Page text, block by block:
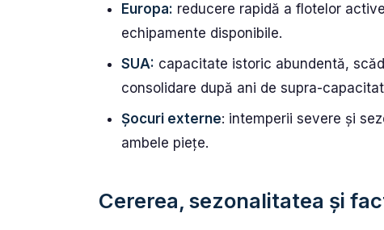
Europa: reducere rapidă a flotelor
echipamente disponibile.
SUA: capacitate istoric abundentă,
consolidare după ani de supra-
Șocuri externe: intemperii severe și
ambele piețe.
Cererea, sezonalitatea și